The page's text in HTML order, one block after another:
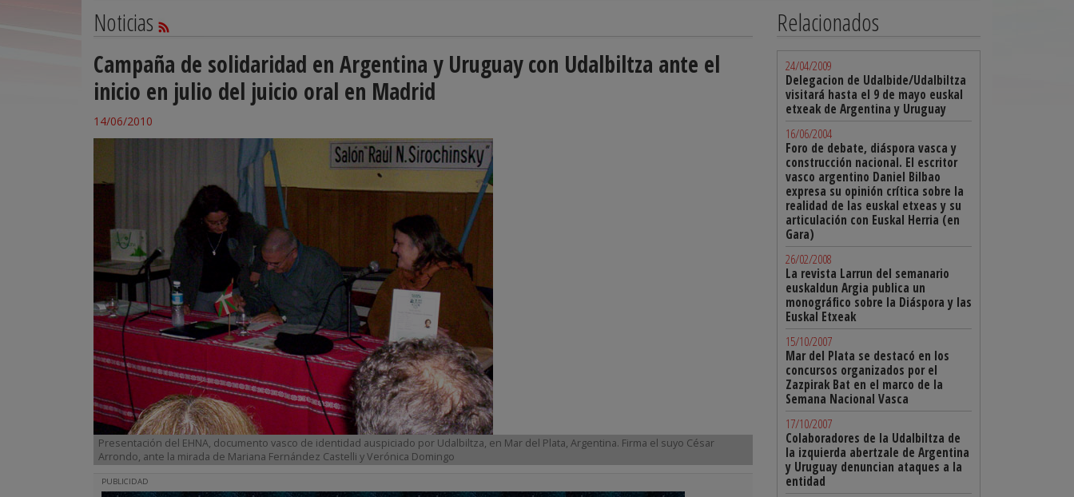
Noticias
Campaña de solidaridad en Argentina y Uruguay con Udalbiltza ante el
inicio en julio del juicio oral en Madrid
14/06/2010
Presentación del EHNA, documento vasco de identidad auspiciado por Udalbiltza, en Mar del Plata, Argentina. Firma el suyo César
Arrondo, ante la mirada de Mariana Fernández Castelli y Verónica Domingo
PUBLICIDAD
Relacionados
24/04/2009
Delegacion de Udalbide/Udalbiltza
visitará hasta el 9 de mayo euskal
etxeak de Argentina y Uruguay
16/06/2004
Foro de debate, diáspora vasca y
construcción nacional. El escritor
vasco argentino Daniel Bilbao
expresa su opinión crítica sobre la
realidad de las euskal etxeas y su
articulación con Euskal Herria (en
Gara)
26/02/2008
La revista Larrun del semanario
euskaldun Argia publica un
monográfico sobre la Diáspora y las
Euskal Etxeak
15/10/2007
Mar del Plata se destacó en los
concursos organizados por el
Zazpirak Bat en el marco de la
Semana Nacional Vasca
17/10/2007
Colaboradores de la Udalbiltza de
la izquierda abertzale de Argentina
y Uruguay denuncian ataques a la
entidad